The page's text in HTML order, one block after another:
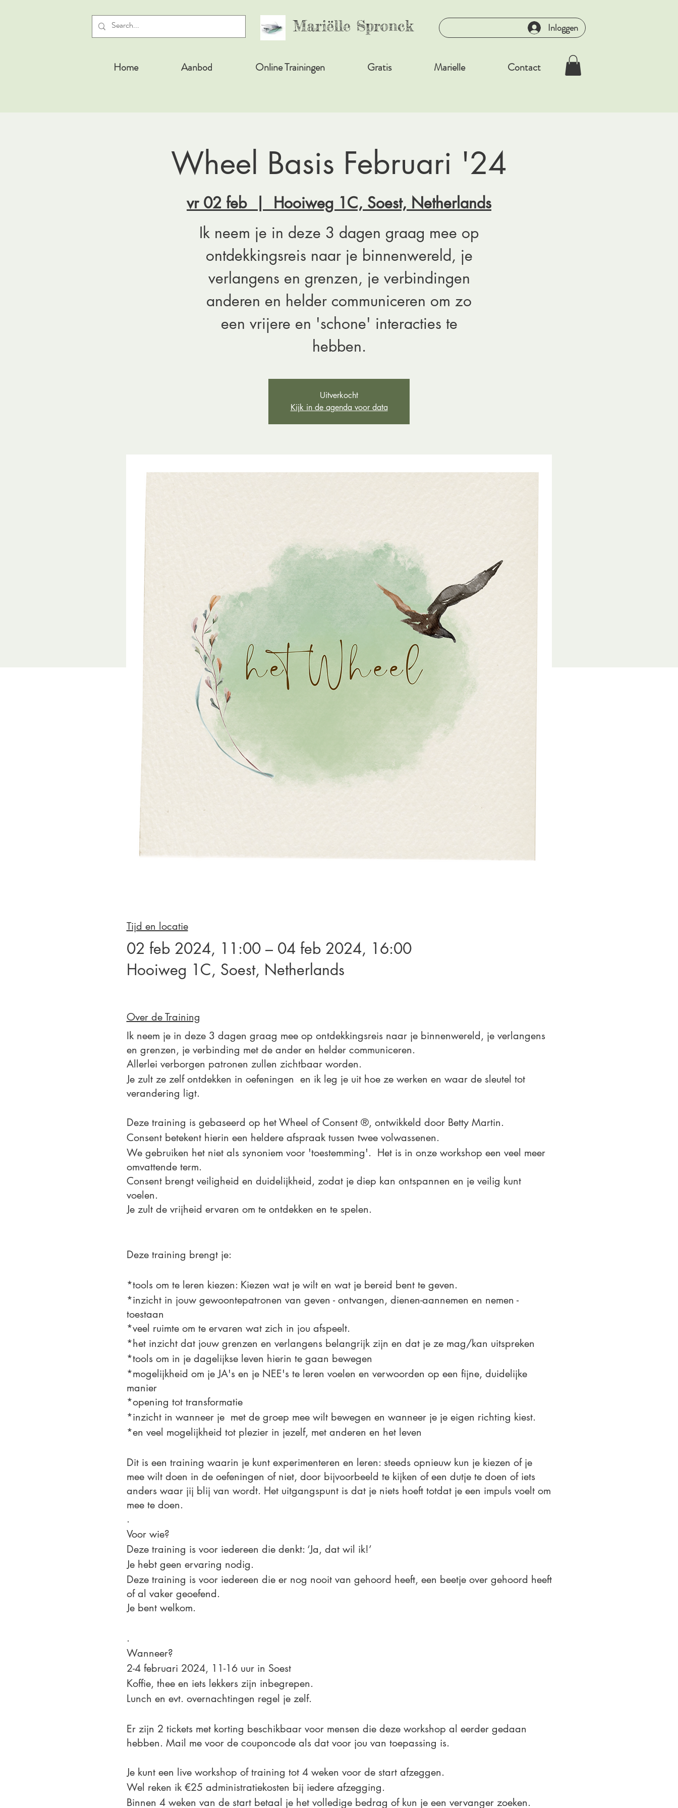
Mariëlle Spronck Inloggen
Home Aanbod Online Trainingen Gratis Marielle Contact
Wheel Basis Februari '24
vr 02 feb
  |
Hooiweg 1C, Soest, Netherlands
Ik neem je in deze 3 dagen graag mee op
ontdekkingsreis naar je binnenwereld, je
verlangens en grenzen, je verbindingen
anderen en helder communiceren om zo
een vrijere en 'schone' interacties te
hebben.
Uitverkocht
Kijk in de agenda voor data
Tijd en locatie
02 feb 2024, 11:00 – 04 feb 2024, 16:00
Hooiweg 1C, Soest, Netherlands
Over de Training
Ik neem je in deze 3 dagen graag mee op ontdekkingsreis naar je binnenwereld, je verlangens
en grenzen, je verbinding met de ander en helder communiceren.
Allerlei verborgen patronen zullen zichtbaar worden.
Je zult ze zelf ontdekken in oefeningen en ik leg je uit hoe ze werken en waar de sleutel tot
verandering ligt.
Deze training is gebaseerd op het Wheel of Consent ®, ontwikkeld door Betty Martin.
Consent betekent hierin een heldere afspraak tussen twee volwassenen.
We gebruiken het niet als synoniem voor 'toestemming'. Het is in onze workshop een veel meer
omvattende term.
Consent brengt veiligheid en duidelijkheid, zodat je diep kan ontspannen en je veilig kunt
voelen.
Je zult de vrijheid ervaren om te ontdekken en te spelen.
Deze training brengt je:
*tools om te leren kiezen: Kiezen wat je wilt en wat je bereid bent te geven.
*inzicht in jouw gewoontepatronen van geven - ontvangen, dienen-aannemen en nemen -
toestaan
*veel ruimte om te ervaren wat zich in jou afspeelt.
*het inzicht dat jouw grenzen en verlangens belangrijk zijn en dat je ze mag/kan uitspreken
*tools om in je dagelijkse leven hierin te gaan bewegen
*mogelijkheid om je JA's en je NEE's te leren voelen en verwoorden op een fijne, duidelijke
manier
*opening tot transformatie
*inzicht in wanneer je met de groep mee wilt bewegen en wanneer je je eigen richting kiest.
*en veel mogelijkheid tot plezier in jezelf, met anderen en het leven
Dit is een training waarin je kunt experimenteren en leren: steeds opnieuw kun je kiezen of je
mee wilt doen in de oefeningen of niet, door bijvoorbeeld te kijken of een dutje te doen of iets
anders waar jij blij van wordt. Het uitgangspunt is dat je niets hoeft totdat je een impuls voelt om
mee te doen.
.
Voor wie?
Deze training is voor iedereen die denkt: ‘Ja, dat wil ik!’
Je hebt geen ervaring nodig.
Deze training is voor iedereen die er nog nooit van gehoord heeft, een beetje over gehoord heeft
of al vaker geoefend.
Je bent welkom.
.
Wanneer?
2-4 februari 2024, 11-16 uur in Soest
Koffie, thee en iets lekkers zijn inbegrepen.
Lunch en evt. overnachtingen regel je zelf.
Er zijn 2 tickets met korting beschikbaar voor mensen die deze workshop al eerder gedaan
hebben. Mail me voor de couponcode als dat voor jou van toepassing is.
Je kunt een live workshop of training tot 4 weken voor de start afzeggen.
Wel reken ik €25 administratiekosten bij iedere afzegging.
Binnen 4 weken van de start betaal je het volledige bedrag of kun je een vervanger zoeken.